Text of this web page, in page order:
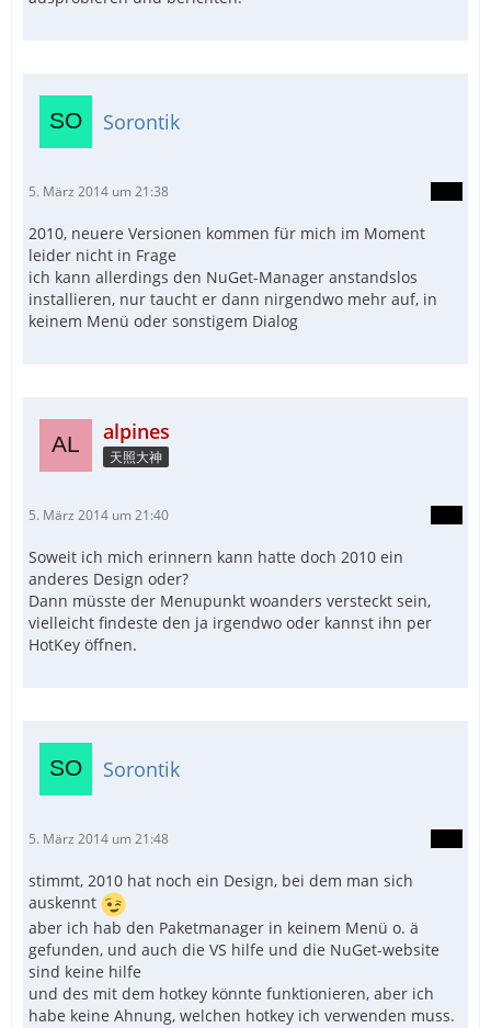
Sorontik
5. März 2014 um 21:38
2010, neuere Versionen kommen für mich im Moment
leider nicht in Frage
ich kann allerdings den NuGet-Manager anstandslos
installieren, nur taucht er dann nirgendwo mehr auf, in
keinem Menü oder sonstigem Dialog
alpines
天照大神
5. März 2014 um 21:40
Soweit ich mich erinnern kann hatte doch 2010 ein
anderes Design oder?
Dann müsste der Menupunkt woanders versteckt sein,
vielleicht findeste den ja irgendwo oder kannst ihn per
HotKey öffnen.
Sorontik
5. März 2014 um 21:48
stimmt, 2010 hat noch ein Design, bei dem man sich
auskennt
aber ich hab den Paketmanager in keinem Menü o. ä
gefunden, und auch die VS hilfe und die NuGet-website
sind keine hilfe
und des mit dem hotkey könnte funktionieren, aber ich
habe keine Ahnung, welchen hotkey ich verwenden muss.